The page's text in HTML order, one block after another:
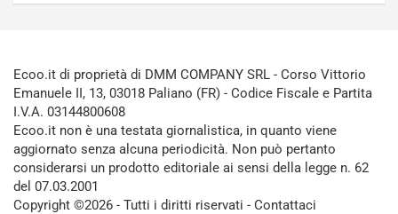
Ecoo.it di proprietà di DMM COMPANY SRL - Corso Vittorio
Emanuele II, 13, 03018 Paliano (FR) - Codice Fiscale e Partita
I.V.A. 03144800608
Ecoo.it non è una testata giornalistica, in quanto viene
aggiornato senza alcuna periodicità. Non può pertanto
considerarsi un prodotto editoriale ai sensi della legge n. 62
del 07.03.2001
Copyright ©2026 - Tutti i diritti riservati - Contattaci